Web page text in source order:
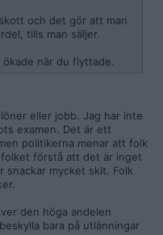
och det gör att man
tills man säljer.
när du flyttade.
eller jobb. Jag har inte
examen. Det är ett
politikerna menar att folk
folket förstå att det är inget
snackar mycket skit. Folk
den höga andelen
bara på utlänningar